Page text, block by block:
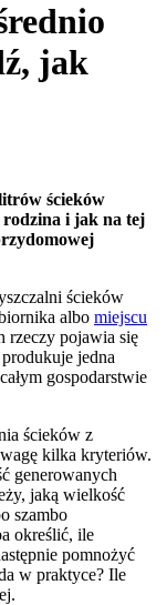
jak
ścieków
rodzina i jak na tej
ścieków
albo miejscu
rzeczy pojawia się
jedna
gospodarstwie
ścieków z
kilka kryteriów.
generowanych
jaką wielkość
szambo
określić, ile
pomnożyć
w praktyce? Ile